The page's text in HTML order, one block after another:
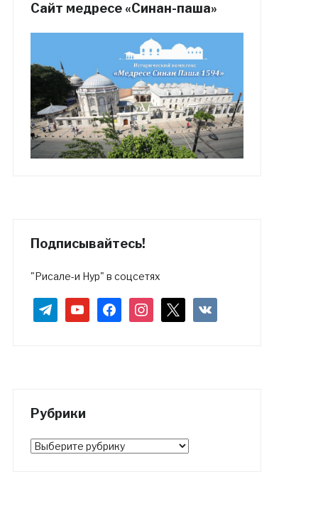
Сайт медресе «Синан-паша»
Подписывайтесь!
"Рисале-и Нур" в соцсетях
telegramyoutubefacebookinstagram vkontakte
Рубрики
Рубрики